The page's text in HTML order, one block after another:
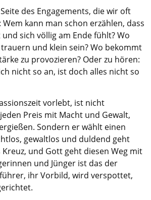
des Engagements, die wir oft
kann man schon erzählen, dass
sich völlig am Ende fühlt? Wo
und klein sein? Wo bekommt
zu provozieren? Oder zu hören:
nicht so an, ist doch alles nicht so
vorlebt, ist nicht
Preis mit Macht und Gewalt,
Sondern er wählt einen
gewaltlos und duldend geht
Kreuz, und Gott geht diesen Weg mit
und Jünger ist das der
ihr Vorbild, wird verspottet,